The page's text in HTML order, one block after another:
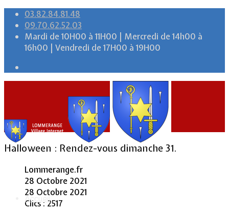
03.82.84.81.48
09.70.62.52.03
Mardi de 10H00 à 11H00 | Mercredi de 14h00 à
16h00 | Vendredi de 17H00 à 19H00
Accueil
Halloween : Rendez-vous dimanche 31.
Lommerange.fr
28 Octobre 2021
28 Octobre 2021
Clics : 2517